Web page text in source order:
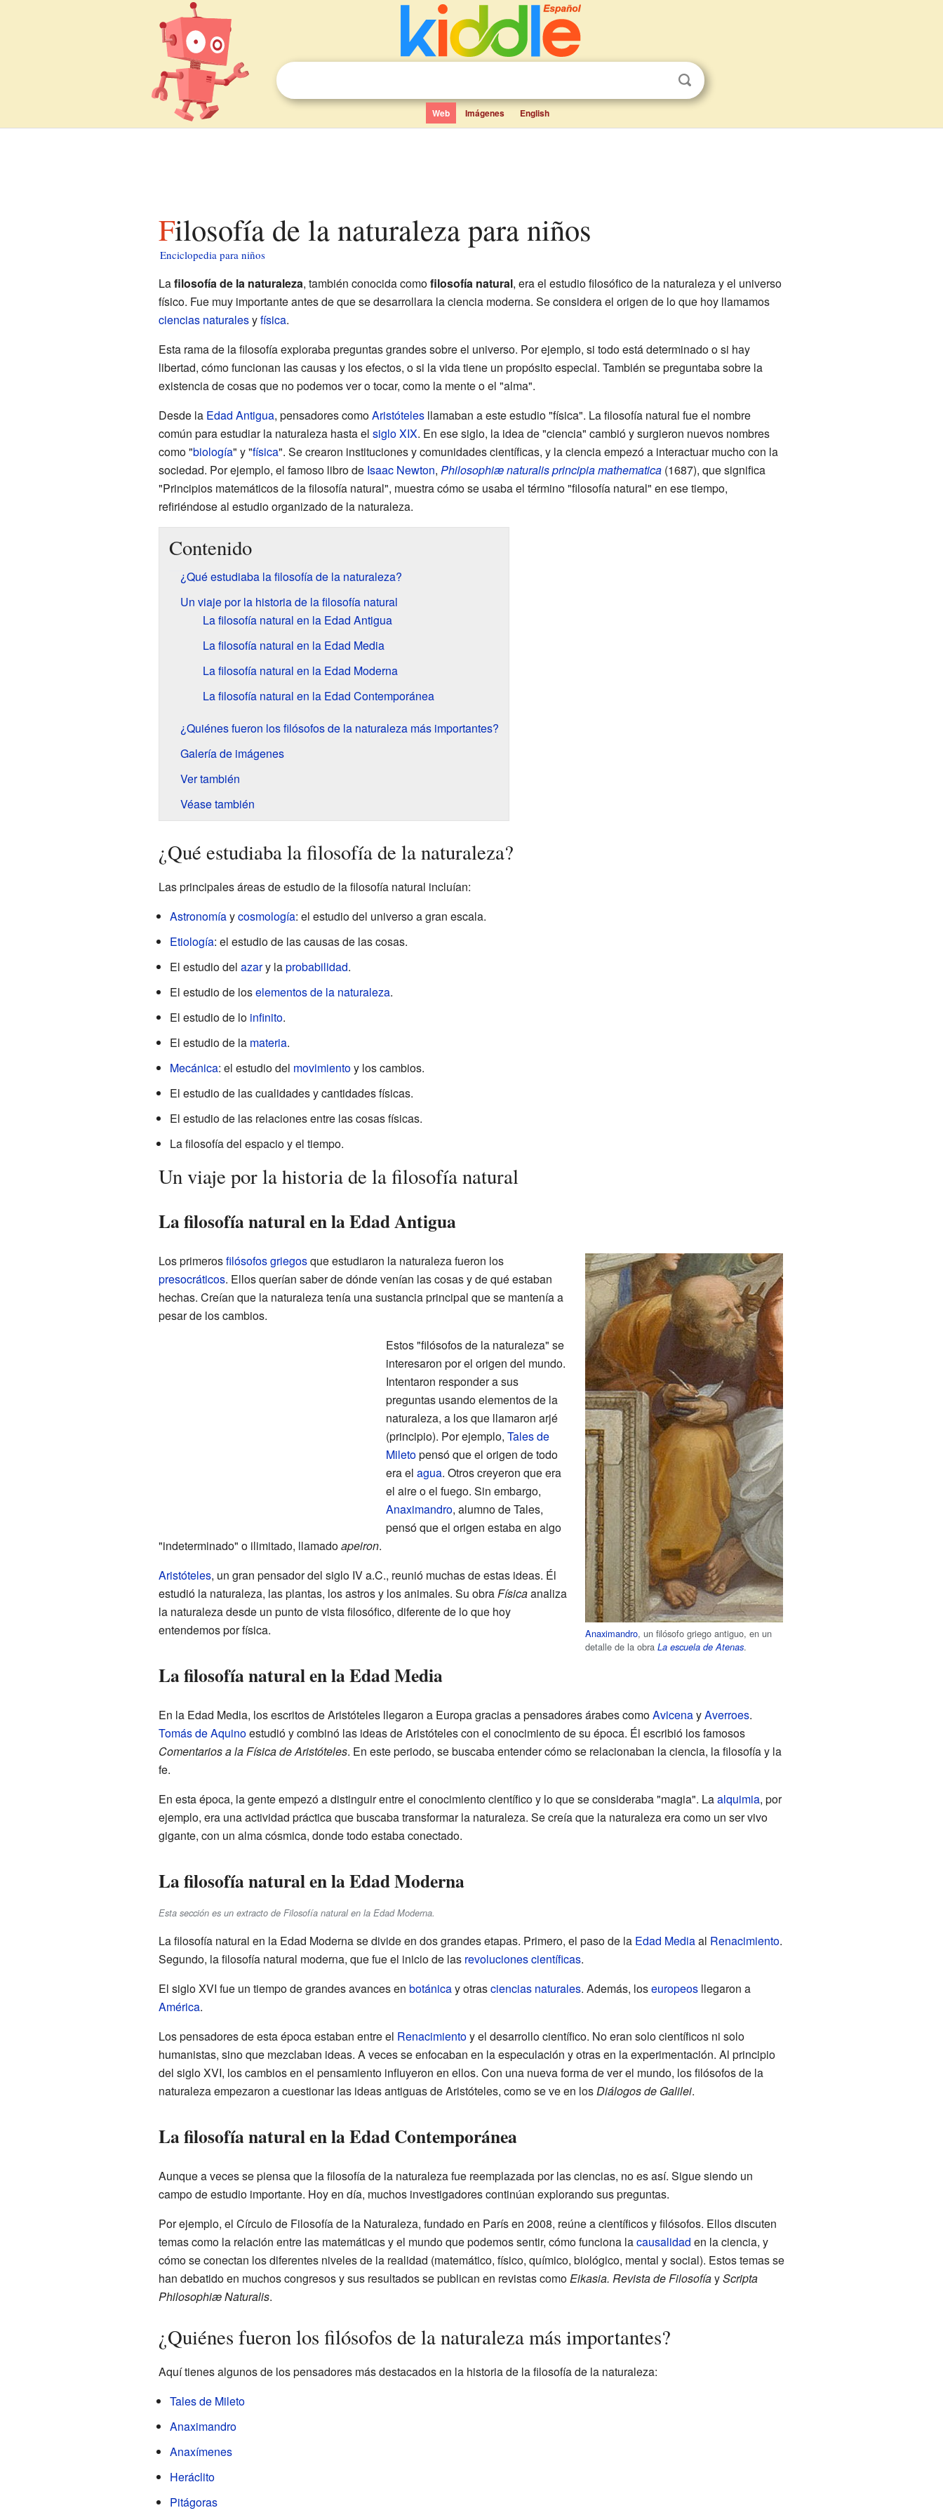
Web Imágenes English
Filosofía de la naturaleza para niños
Enciclopedia para niños
Lafilosofía de la naturaleza, también conocida comofilosofía natural, era el estudio filosófico de la naturaleza y el universo
físico. Fue muy importante antes de que se desarrollara la ciencia moderna. Se considera el origen de lo que hoy llamamos
ciencias naturalesyfísica.
Esta rama de la filosofía exploraba preguntas grandes sobre el universo. Por ejemplo, si todo está determinado o si hay
libertad, cómo funcionan las causas y los efectos, o si la vida tiene un propósito especial. También se preguntaba sobre la
existencia de cosas que no podemos ver o tocar, como la mente o el "alma".
Desde la Edad Antigua, pensadores comoAristótelesllamaban a este estudio "física". La filosofía natural fue el nombre
común para estudiar la naturaleza hasta el siglo XIX. En ese siglo, la idea de "ciencia" cambió y surgieron nuevos nombres
como "biología" y "física". Se crearon instituciones y comunidades científicas, y la ciencia empezó a interactuar mucho con la
sociedad. Por ejemplo, el famoso libro de Isaac Newton, Philosophiæ naturalis principia mathematica(1687), que significa
"Principios matemáticos de la filosofía natural", muestra cómo se usaba el término "filosofía natural" en ese tiempo,
refiriéndose al estudio organizado de la naturaleza.
Contenido
¿Qué estudiaba la filosofía de la naturaleza?
Un viaje por la historia de la filosofía natural
La filosofía natural en la Edad Antigua
La filosofía natural en la Edad Media
La filosofía natural en la Edad Moderna
La filosofía natural en la Edad Contemporánea
¿Quiénes fueron los filósofos de la naturaleza más importantes?
Galería de imágenes
Ver también
Véase también
¿Qué estudiaba la filosofía de la naturaleza?
Las principales áreas de estudio de la filosofía natural incluían:
Astronomíaycosmología: el estudio del universo a gran escala.
Etiología: el estudio de las causas de las cosas.
El estudio del azary laprobabilidad.
El estudio de loselementos de la naturaleza.
El estudio de lo infinito.
El estudio de la materia.
Mecánica: el estudio del movimientoy los cambios.
El estudio de las cualidades y cantidades físicas.
El estudio de las relaciones entre las cosas físicas.
La filosofía del espacio y el tiempo.
Un viaje por la historia de la filosofía natural
La filosofía natural en la Edad Antigua
Anaximandro, un filósofo griego antiguo, en un
detalle de la obraLa escuela de Atenas.
Los primerosfilósofos griegosque estudiaron la naturaleza fueron los
presocráticos. Ellos querían saber de dónde venían las cosas y de qué estaban
hechas. Creían que la naturaleza tenía una sustancia principal que se mantenía a
pesar de los cambios.
Estos "filósofos de la naturaleza" se
interesaron por el origen del mundo.
Intentaron responder a sus
preguntas usando elementos de la
naturaleza, a los que llamaron arjé
(principio). Por ejemplo, Tales de
Miletopensó que el origen de todo
era el agua. Otros creyeron que era
el aire o el fuego. Sin embargo,
Anaximandro, alumno de Tales,
pensó que el origen estaba en algo
"indeterminado" o ilimitado, llamadoapeiron.
Aristóteles, un gran pensador del siglo IV a.C., reunió muchas de estas ideas. Él
estudió la naturaleza, las plantas, los astros y los animales. Su obraFísicaanaliza
la naturaleza desde un punto de vista filosófico, diferente de lo que hoy
entendemos por física.
La filosofía natural en la Edad Media
En la Edad Media, los escritos de Aristóteles llegaron a Europa gracias a pensadores árabes comoAvicenayAverroes.
Tomás de Aquinoestudió y combinó las ideas de Aristóteles con el conocimiento de su época. Él escribió los famosos
Comentarios a la Física de Aristóteles. En este periodo, se buscaba entender cómo se relacionaban la ciencia, la filosofía y la
fe.
En esta época, la gente empezó a distinguir entre el conocimiento científico y lo que se consideraba "magia". Laalquimia, por
ejemplo, era una actividad práctica que buscaba transformar la naturaleza. Se creía que la naturaleza era como un ser vivo
gigante, con un alma cósmica, donde todo estaba conectado.
La filosofía natural en la Edad Moderna
Esta sección es un extracto de Filosofía natural en la Edad Moderna.
La filosofía natural en la Edad Moderna se divide en dos grandes etapas. Primero, el paso de la Edad Mediaal Renacimiento.
Segundo, la filosofía natural moderna, que fue el inicio de las revoluciones científicas.
El siglo XVI fue un tiempo de grandes avances en botánicay otrasciencias naturales. Además, loseuropeosllegaron a
América.
Los pensadores de esta época estaban entre el Renacimientoy el desarrollo científico. No eran solo científicos ni solo
humanistas, sino que mezclaban ideas. A veces se enfocaban en la especulación y otras en la experimentación. Al principio
del siglo XVI, los cambios en el pensamiento influyeron en ellos. Con una nueva forma de ver el mundo, los filósofos de la
naturaleza empezaron a cuestionar las ideas antiguas de Aristóteles, como se ve en losDiálogos de Galilei.
La filosofía natural en la Edad Contemporánea
Aunque a veces se piensa que la filosofía de la naturaleza fue reemplazada por las ciencias, no es así. Sigue siendo un
campo de estudio importante. Hoy en día, muchos investigadores continúan explorando sus preguntas.
Por ejemplo, el Círculo de Filosofía de la Naturaleza, fundado en París en 2008, reúne a científicos y filósofos. Ellos discuten
temas como la relación entre las matemáticas y el mundo que podemos sentir, cómo funciona lacausalidad en la ciencia, y
cómo se conectan los diferentes niveles de la realidad (matemático, físico, químico, biológico, mental y social). Estos temas se
han debatido en muchos congresos y sus resultados se publican en revistas comoEikasia. Revista de FilosofíayScripta
Philosophiæ Naturalis.
¿Quiénes fueron los filósofos de la naturaleza más importantes?
Aquí tienes algunos de los pensadores más destacados en la historia de la filosofía de la naturaleza:
Tales de Mileto
Anaximandro
Anaxímenes
Heráclito
Pitágoras